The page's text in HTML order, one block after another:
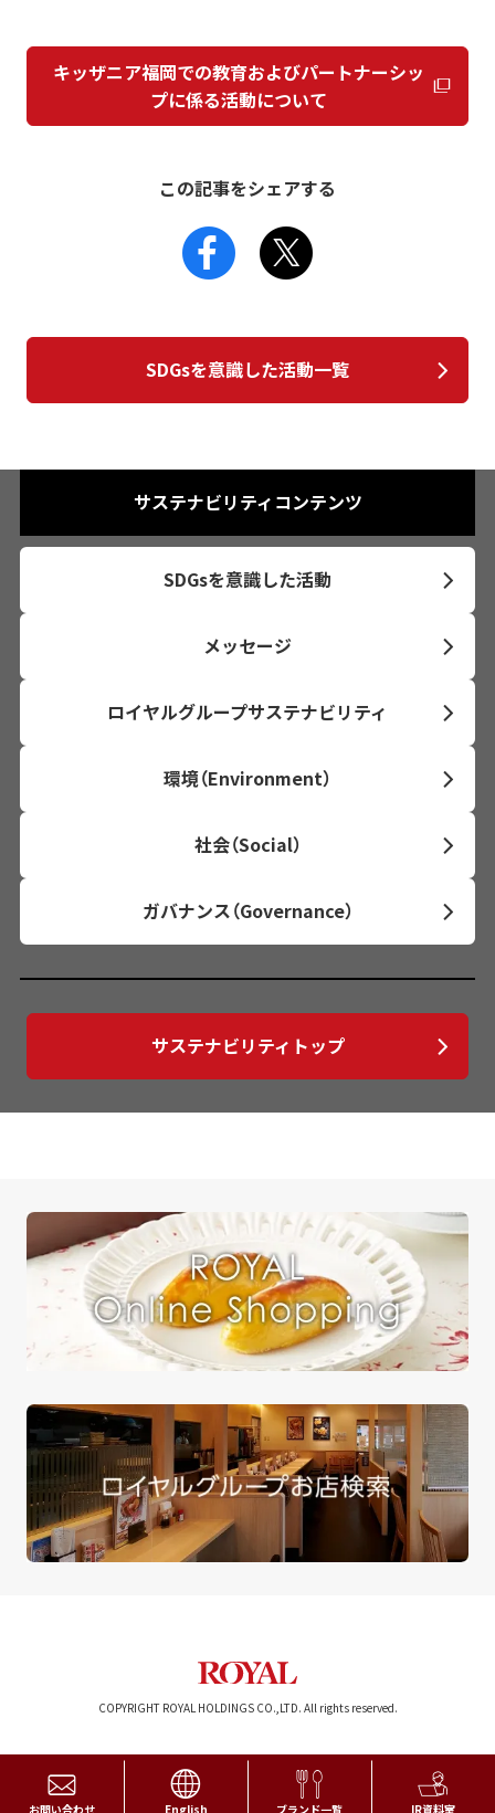
お問い合わせ IR資料室
English ブランド一覧
キッザニア福岡での教育およびパートナーシッ
プに係る活動について
この記事をシェアする
SDGsを意識した活動一覧
サステナビリティコンテンツ
SDGsを意識した活動
メッセージ
ロイヤルグループサステナビリティ
環境（Environment）
社会（Social）
ガバナンス（Governance）
サステナビリティトップ
COPYRIGHT ROYAL HOLDINGS CO.,LTD. All rights reserved.